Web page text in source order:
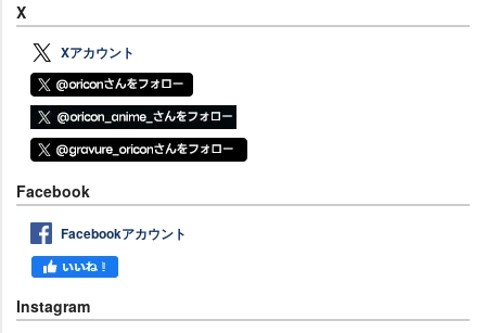
X
Xアカウント
Facebook
Facebookアカウント
Instagram